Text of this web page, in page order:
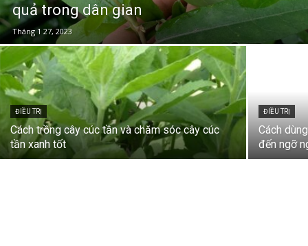
quả trong dân gian
Tháng 1 27, 2023
ĐIỀU TRỊ
Cách trồng cây cúc tần và chăm sóc cây cúc
tần xanh tốt
ĐIỀU TRỊ
Cách
đến ngỡ